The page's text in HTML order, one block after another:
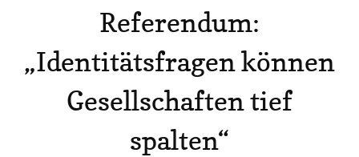
Referendum:
„Identitätsfragen können
Gesellschaften tief
spalten“